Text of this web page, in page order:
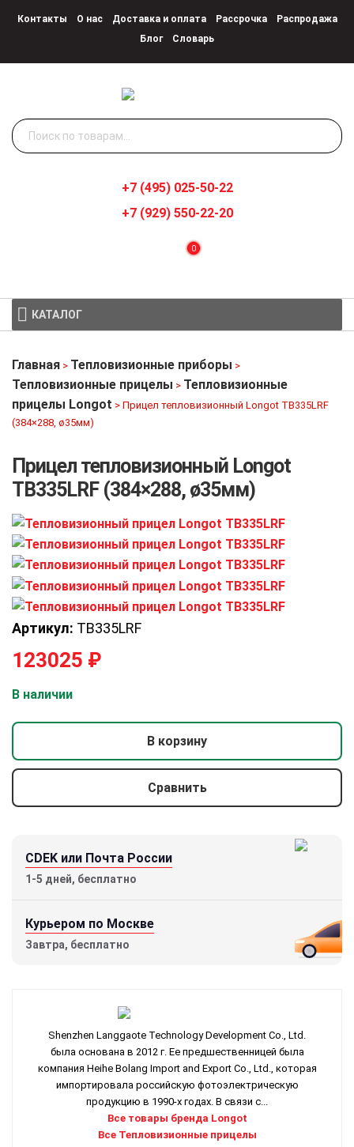
Контакты О нас Доставка и оплата Рассрочка
Распродажа
Блог
Словарь
Искать:
0
+7 (495) 025-50-22
+7 (929) 550-22-20
КАТАЛОГ
Главная > Тепловизионные приборы >
Тепловизионные прицелы > Тепловизионные
прицелы Longot > Прицел тепловизионный Longot TB335LRF
(384×288, ø35мм)
Прицел тепловизионный Longot
TB335LRF (384×288, ø35мм)
Артикул: TB335LRF
123025 ₽
В наличии
В корзину
Сравнить
CDEK или Почта России
1-5 дней, бесплатно
Курьером по Москве
Завтра, бесплатно
Shenzhen Langgaote Technology Development Co., Ltd.
была основана в 2012 г. Ее предшественницей была
компания Heihe Bolang Import and Export Co., Ltd., которая
импортировала российскую фотоэлектрическую
продукцию в 1990-х годах. В связи с...
Все товары бренда Longot
Все Тепловизионные прицелы